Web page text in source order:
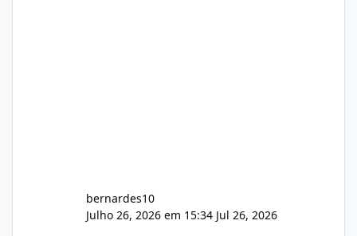
bernardes10
Julho 26, 2026 em 15:34 Jul 26, 2026